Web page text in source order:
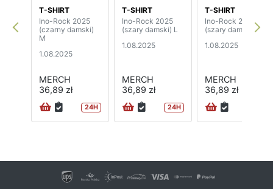
T-SHIRT
Ino-Rock 2025
(czarny damski)
M
1.08.2025
MERCH
36,89 zł
24H
T-SHIRT
Ino-Rock 2025
(szary damski) L
1.08.2025
MERCH
36,89 zł
24H
T-SHIRT
Ino-Rock 2025
(szary damski) M
1.08.2025
MERCH
36,89 zł